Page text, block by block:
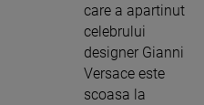
care a apartinut
celebrului
designer Gianni
Versace este
scoasa la